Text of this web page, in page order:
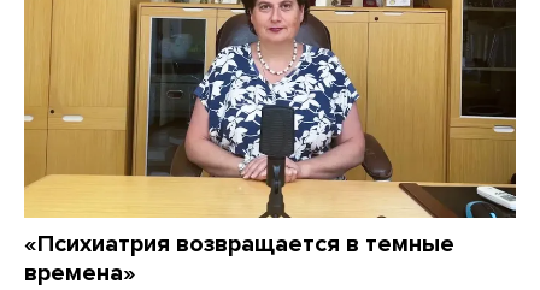
«Психиатрия возвращается в темные
времена»